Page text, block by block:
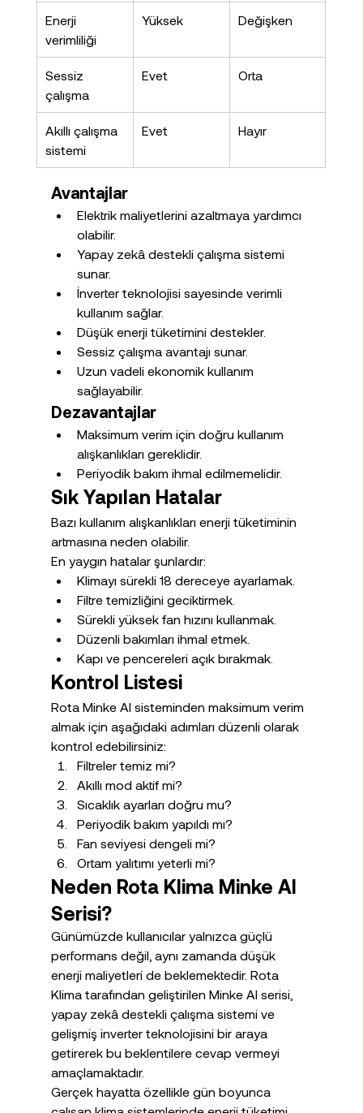
Enerji
verimliliği
Yüksek Değişken
Sessiz
çalışma
Evet Orta
Akıllı çalışma
sistemi
Evet Hayır
Avantajlar
Elektrik maliyetlerini azaltmaya yardımcı
olabilir.
Yapay zekâ destekli çalışma sistemi
sunar.
İnverter teknolojisi sayesinde verimli
kullanım sağlar.
Düşük enerji tüketimini destekler.
Sessiz çalışma avantajı sunar.
Uzun vadeli ekonomik kullanım
sağlayabilir.
Dezavantajlar
Maksimum verim için doğru kullanım
alışkanlıkları gereklidir.
Periyodik bakım ihmal edilmemelidir.
Sık Yapılan Hatalar
Bazı kullanım alışkanlıkları enerji tüketiminin
artmasına neden olabilir.
En yaygın hatalar şunlardır:
Klimayı sürekli 18 dereceye ayarlamak.
Filtre temizliğini geciktirmek.
Sürekli yüksek fan hızını kullanmak.
Düzenli bakımları ihmal etmek.
Kapı ve pencereleri açık bırakmak.
Kontrol Listesi
Rota Minke AI sisteminden maksimum verim
almak için aşağıdaki adımları düzenli olarak
kontrol edebilirsiniz:
Filtreler temiz mi?
Akıllı mod aktif mi?
Sıcaklık ayarları doğru mu?
Periyodik bakım yapıldı mı?
Fan seviyesi dengeli mi?
Ortam yalıtımı yeterli mi?
Neden Rota Klima Minke AI
Serisi?
Günümüzde kullanıcılar yalnızca güçlü
performans değil, aynı zamanda düşük
enerji maliyetleri de beklemektedir. Rota
Klima tarafından geliştirilen Minke AI serisi,
yapay zekâ destekli çalışma sistemi ve
gelişmiş inverter teknolojisini bir araya
getirerek bu beklentilere cevap vermeyi
amaçlamaktadır.
Gerçek hayatta özellikle gün boyunca